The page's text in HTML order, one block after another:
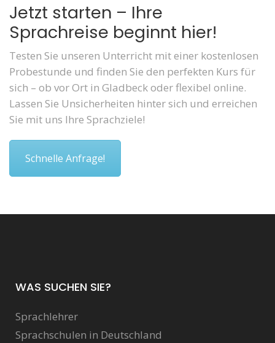
Jetzt starten – Ihre
Sprachreise beginnt hier!
Testen Sie unseren Unterricht mit einer kostenlosen
Probestunde und finden Sie den perfekten Kurs für
sich – ob vor Ort in Gladbeck oder flexibel online.
Lassen Sie Unsicherheiten hinter sich und erreichen
Sie mit uns Ihre Sprachziele!
Schnelle Anfrage!
WAS SUCHEN SIE?
Sprachlehrer
Sprachschulen in Deutschland